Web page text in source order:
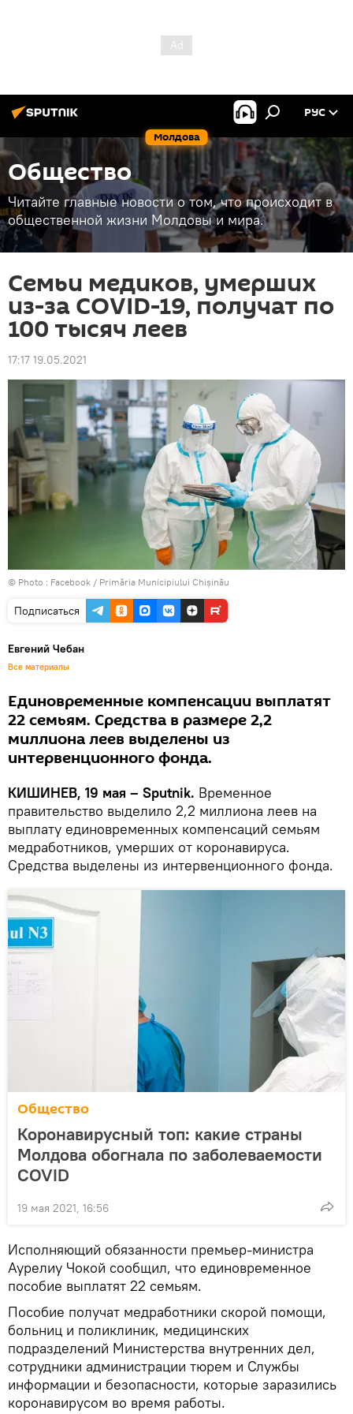
Молдова
РУС
Общество
Читайте главные новости о том, что происходит в
общественной жизни Молдовы и мира.
Семьи медиков, умерших
из-за COVID-19, получат по
100 тысяч леев
17:17 19.05.2021
© Photo : Facebook / Primăria Municipiului Chișinău
Подписаться
Евгений Чебан
Все материалы
Единовременные компенсации выплатят
22 семьям. Средства в размере 2,2
миллиона леев выделены из
интервенционного фонда.
КИШИНЕВ, 19 мая – Sputnik. Временное
правительство выделило 2,2 миллиона леев на
выплату единовременных компенсаций семьям
медработников, умерших от коронавируса.
Средства выделены из интервенционного фонда.
Общество
Коронавирусный топ: какие страны
Молдова обогнала по заболеваемости
COVID
19 мая 2021, 16:56
Исполняющий обязанности премьер-министра
Аурелиу Чокой сообщил, что единовременное
пособие выплатят 22 семьям.
Пособие получат медработники скорой помощи,
больниц и поликлиник, медицинских
подразделений Министерства внутренних дел,
сотрудники администрации тюрем и Службы
информации и безопасности, которые заразились
коронавирусом во время работы.